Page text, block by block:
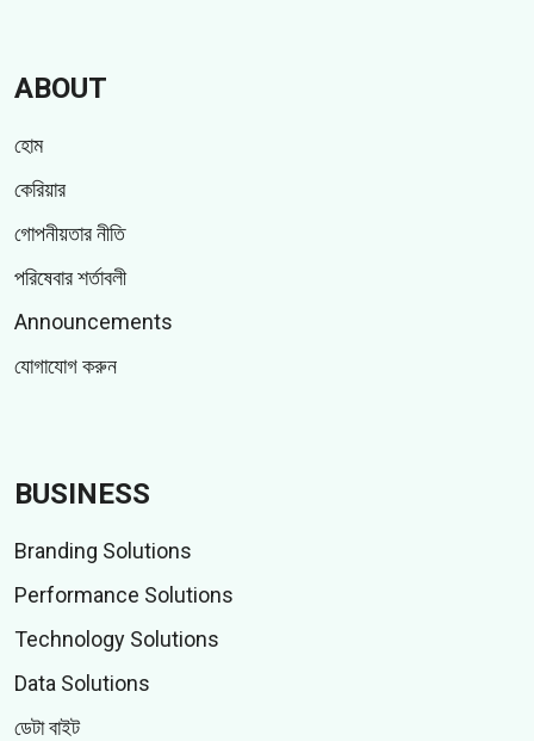
ABOUT
হোম
কেরিয়ার
গোপনীয়তার নীতি
পরিষেবার শর্তাবলী
Announcements
যোগাযোগ করুন
BUSINESS
Branding Solutions
Performance Solutions
Technology Solutions
Data Solutions
ডেটা বাইট